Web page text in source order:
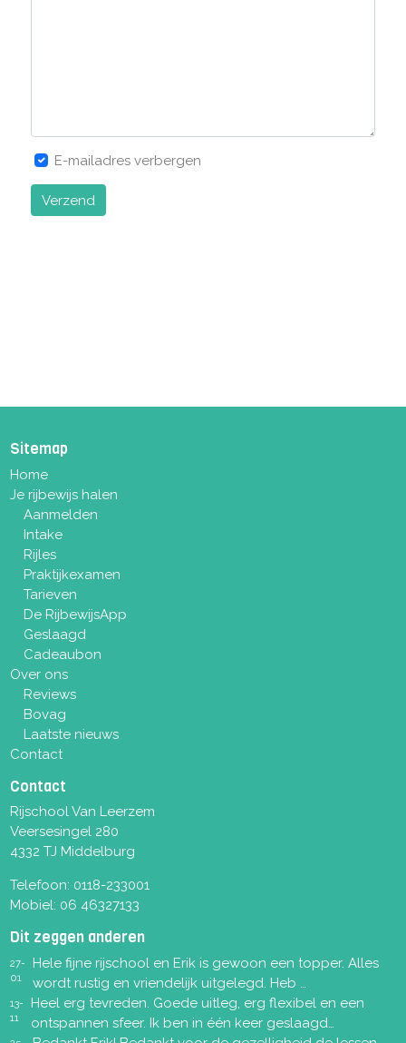
E-mailadres verbergen
Verzend
Sitemap
Home
Je rijbewijs halen
Aanmelden
Intake
Rijles
Praktijkexamen
Tarieven
De RijbewijsApp
Geslaagd
Cadeaubon
Over ons
Reviews
Bovag
Laatste nieuws
Contact
Contact
Rijschool Van Leerzem
Veersesingel 280
4332 TJ Middelburg
Telefoon: 0118-233001
Mobiel: 06 46327133
Dit zeggen anderen
27-
01
Hele fijne rijschool en Erik is gewoon een topper. Alles
wordt rustig en vriendelijk uitgelegd. Heb …
13-
11
Heel erg tevreden. Goede uitleg, erg flexibel en een
ontspannen sfeer. Ik ben in één keer geslaagd…